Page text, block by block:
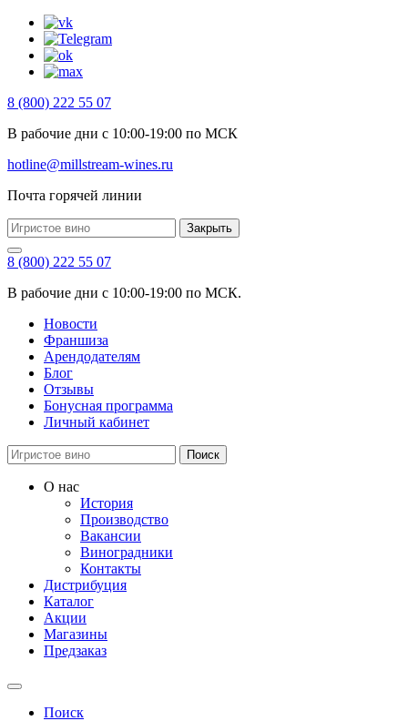
8 (800) 222 55 07
В рабочие дни с 10:00-19:00 по МСК
hotline@millstream-wines.ru
Почта горячей линии
Закрыть
8 (800) 222 55 07
В рабочие дни с 10:00-19:00 по МСК.
Новости
Франшиза
Арендодателям
Блог
Отзывы
Бонусная программа
Личный кабинет
Поиск
О нас
История
Производство
Вакансии
Виноградники
Контакты
Дистрибуция
Каталог
Акции
Магазины
Предзаказ
Поиск